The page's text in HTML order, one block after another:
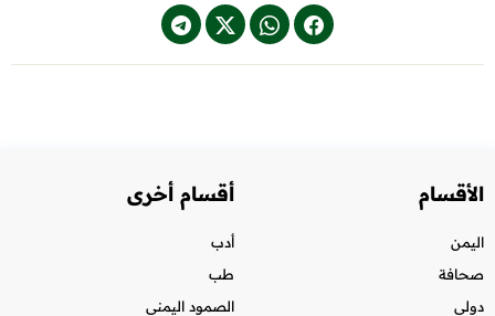
الأقسام
اليمن
صحافة
دولي
أقسام أخرى
أدب
طب
الصمود اليمني